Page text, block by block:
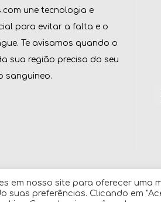
une tecnologia e
para evitar a falta e o
Te avisamos quando o
sua região precisa do seu
sanguineo.
em nosso site para oferecer uma
suas preferências. Clicando em